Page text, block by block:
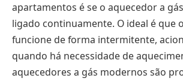
apartamentos é se o aquecedor a
ligado continuamente. O ideal é que
funcione de forma intermitente,
quando há necessidade de
aquecedores a gás modernos são